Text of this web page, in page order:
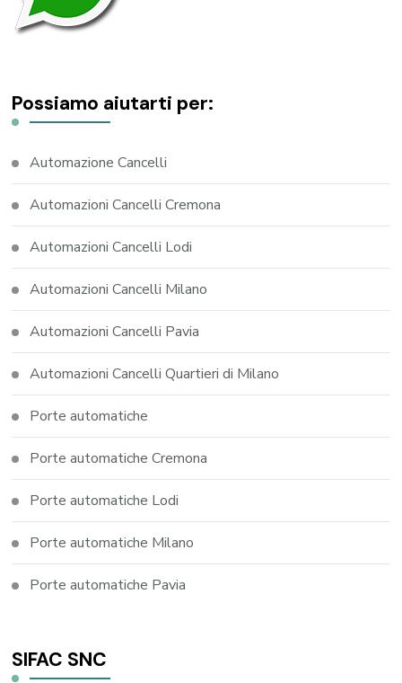
Possiamo aiutarti per:
Automazione Cancelli
Automazioni Cancelli Cremona
Automazioni Cancelli Lodi
Automazioni Cancelli Milano
Automazioni Cancelli Pavia
Automazioni Cancelli Quartieri di Milano
Porte automatiche
Porte automatiche Cremona
Porte automatiche Lodi
Porte automatiche Milano
Porte automatiche Pavia
SIFAC SNC